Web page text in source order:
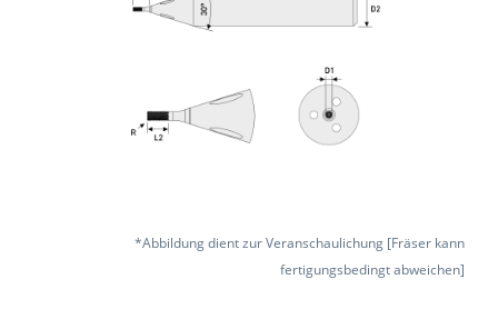
*Abbildung dient zur Veranschaulichung [Fräser kann
fertigungsbedingt abweichen]